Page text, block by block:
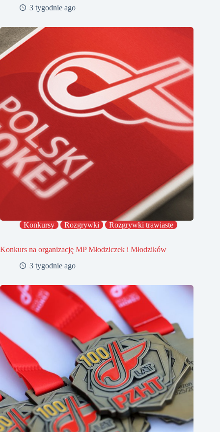
3 tygodnie ago
Konkursy Rozgrywki Rozgrywki trawiaste
Konkurs na organizację MP Młodziczek i Młodzików
3 tygodnie ago